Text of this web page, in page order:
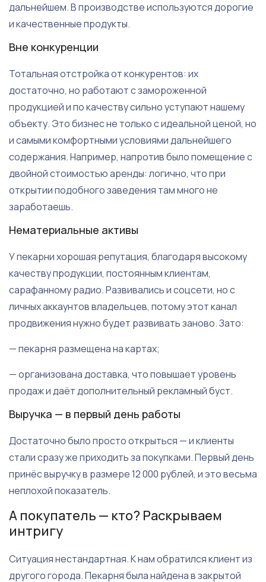
дальнейшем. В производстве используются дорогие
и качественные продукты.
Вне конкуренции
Тотальная отстройка от конкурентов: их
достаточно, но работают с замороженной
продукцией и по качеству сильно уступают нашему
объекту. Это бизнес не только с идеальной ценой, но
и самыми комфортными условиями дальнейшего
содержания. Например, напротив было помещение с
двойной стоимостью аренды: логично, что при
открытии подобного заведения там много не
заработаешь.
Нематериальные активы
У пекарни хорошая репутация, благодаря высокому
качеству продукции, постоянным клиентам,
сарафанному радио. Развивались и соцсети, но с
личных аккаунтов владельцев, потому этот канал
продвижения нужно будет развивать заново. Зато:
— пекарня размещена на картах;
— организована доставка, что повышает уровень
продаж и даёт дополнительный рекламный буст.
Выручка — в первый день работы
Достаточно было просто открыться — и клиенты
стали сразу же приходить за покупками. Первый день
принёс выручку в размере 12 000 рублей, и это весьма
неплохой показатель.
А покупатель — кто? Раскрываем
интригу
Ситуация нестандартная. К нам обратился клиент из
другого города. Пекарня была найдена в закрытой